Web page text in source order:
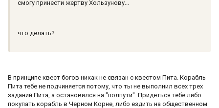
смогу принести жертву Хользунову...
что делать?
В принципе квест богов никак не связан с квестом Пита. Корабль
Пита тебе не подчиняется потому, что ты не выполнил всех трех
заданий Пита, а остановился на "полпути". Придеться тебе либо
покупать корабль в Черном Корне, либо ездить на общественном